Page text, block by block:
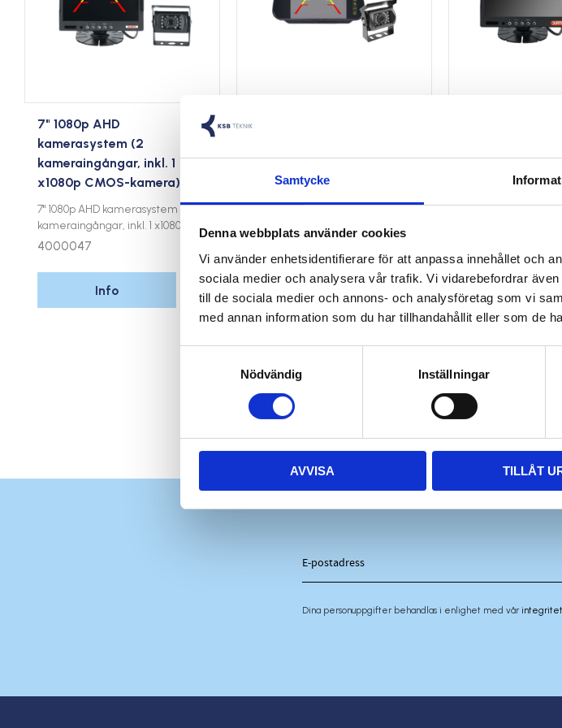
Samtycke
Denna webbplats använder cookies
Vi använder enhetsidentifierare för att anpassa innehållet och
sociala medier och analysera vår trafik. Vi vidarebefordrar
till de sociala medier och annons- och analysföretag som vi
med annan information som du har tillhandahållit eller som de
Nödvändig
Inställningar
AVVISA TILLÅT
7" 1080p AHD
kamerasystem (2
kameraingångar, inkl. 1
x1080p CMOS-kamera)
7" 1080p AHD kamerasystem (2
kameraingångar, inkl. 1 x1080p
CMOS-kamera).
4000047
Lägg till i favoriter
Info
7" 1080p AHD Mirror
kameraingångar, inkl. 1 x
1080p CMOS-kamera)
7" 1080p AHD kamerasystem (2
CMOS-kamera).
Lägg till i favoriter
Sony CCD-
kameraingångar,
skärmad kabel för
Info
Dina personuppgifter behandlas i enlighet med vår